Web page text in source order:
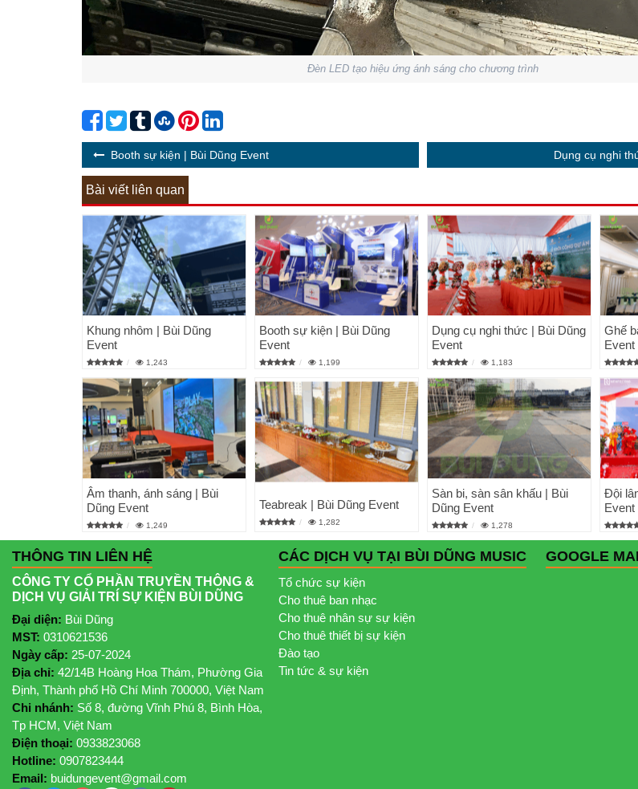
Đèn LED tạo hiệu ứng ánh sáng cho chương trình
Booth sự kiện | Bùi Dũng Event Dụng cụ nghi
Bài viết liên quan
Khung nhôm | Bùi Dũng
Event
1,243
Booth sự kiện | Bùi Dũng
Event
1,199
Dụng cụ nghi thức | Bùi Dũng
Event
1,183
Ghế
Event
Âm thanh, ánh sáng | Bùi
Dũng Event
1,249
Teabreak | Bùi Dũng Event
1,282
Sàn bi, sàn sân khấu | Bùi
Dũng Event
1,278
Đội
Event
THÔNG TIN LIÊN HỆ
CÔNG TY CỔ PHẦN TRUYỀN THÔNG &
DỊCH VỤ GIẢI TRÍ SỰ KIỆN BÙI DŨNG
Đại diện: Bùi Dũng
MST: 0310621536
Ngày cấp: 25-07-2024
Địa chỉ: 42/14B Hoàng Hoa Thám, Phường Gia
Định, Thành phố Hồ Chí Minh 700000, Việt Nam
Chi nhánh: Số 8, đường Vĩnh Phú 8, Bình Hòa,
Tp HCM, Việt Nam
Điện thoại: 0933823068
Hotline: 0907823444
Email: buidungevent@gmail.com
CÁC DỊCH VỤ TẠI BÙI DŨNG MUSIC
Tổ chức sự kiện
Cho thuê ban nhạc
Cho thuê nhân sự sự kiện
Cho thuê thiết bị sự kiện
Đào tạo
Tin tức & sự kiện
GOOGLE